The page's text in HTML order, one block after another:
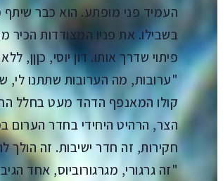
העמיד פני מופתע. הוא כבר
בשבילו. את פניו המצודדות הכיר
פיתוי שדרך אותו. דון יוסי, כןןן,
"ערובות, מה הערובות שתתנו לי,
קולו המאנפף הדהד מעט בחלל
הצר, הרהיט היחידי בחדר הערום
חקירות, זה חדר ישיבות. זה הולך
"זה גרגורי, מגרגורוביוס, אחד